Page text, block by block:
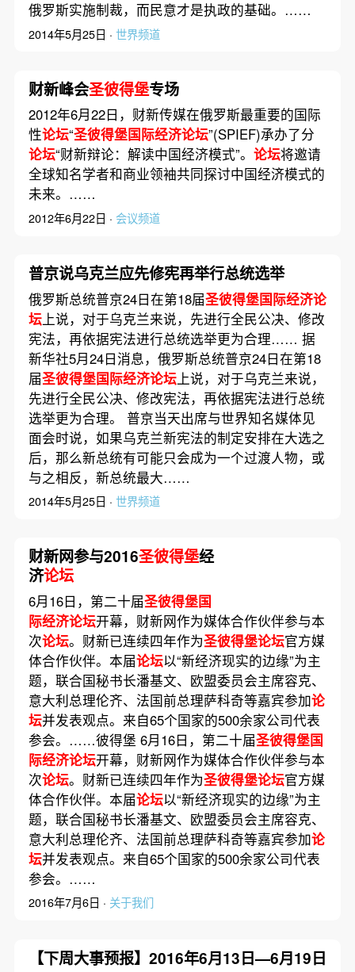
俄罗斯实施制裁，而民意才是执政的基础。……
2014年5月25日 · 世界频道
财新峰会圣彼得堡专场
2012年6月22日，财新传媒在俄罗斯最重要的国际
性论坛“圣彼得堡国际经济论坛”(SPIEF)承办了分
论坛“财新辩论：解读中国经济模式”。 论坛将邀请
全球知名学者和商业领袖共同探讨中国经济模式的
未来。……
2012年6月22日 · 会议频道
普京说乌克兰应先修宪再举行总统选举
俄罗斯总统普京24日在第18届圣彼得堡国际经济论
坛上说，对于乌克兰来说，先进行全民公决、修改
宪法，再依据宪法进行总统选举更为合理…… 据
新华社5月24日消息，俄罗斯总统普京24日在第18
届圣彼得堡国际经济论坛上说，对于乌克兰来说，
先进行全民公决、修改宪法，再依据宪法进行总统
选举更为合理。 普京当天出席与世界知名媒体见
面会时说，如果乌克兰新宪法的制定安排在大选之
后，那么新总统有可能只会成为一个过渡人物，或
与之相反，新总统最大……
2014年5月25日 · 世界频道
财新网参与2016圣彼得堡经
济论坛
6月16日，第二十届圣彼得堡国
际经济论坛开幕，财新网作为媒体合作伙伴参与本
次论坛。财新已连续四年作为圣彼得堡论坛官方媒
体合作伙伴。本届论坛以“新经济现实的边缘”为主
题，联合国秘书长潘基文、欧盟委员会主席容克、
意大利总理伦齐、法国前总理萨科奇等嘉宾参加论
坛并发表观点。来自65个国家的500余家公司代表
参会。……彼得堡 6月16日，第二十届圣彼得堡国
际经济论坛开幕，财新网作为媒体合作伙伴参与本
次论坛。财新已连续四年作为圣彼得堡论坛官方媒
体合作伙伴。本届论坛以“新经济现实的边缘”为主
题，联合国秘书长潘基文、欧盟委员会主席容克、
意大利总理伦齐、法国前总理萨科奇等嘉宾参加论
坛并发表观点。来自65个国家的500余家公司代表
参会。……
2016年7月6日 · 关于我们
【下周大事预报】2016年6月13日—6月19日